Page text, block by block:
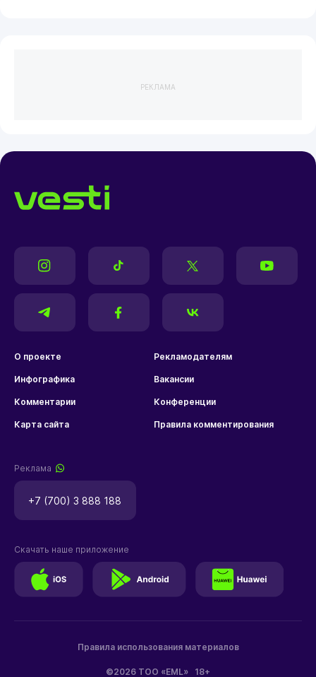
РЕКЛАМА
О проекте Рекламодателям
Инфографика Вакансии
Комментарии Конференции
Карта сайта Правила комментирования
Реклама
+7 (700) 3 888 188
©2026 ТОО «EML» 18+
Правила использования материалов
Скачать наше приложение